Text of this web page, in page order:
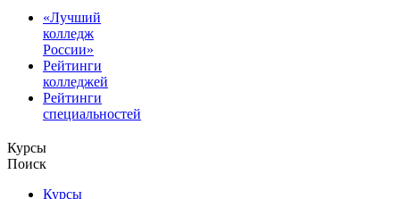
«Лучший
колледж
России»
Рейтинги
колледжей
Рейтинги
специальностей
Курсы
Поиск
Курсы